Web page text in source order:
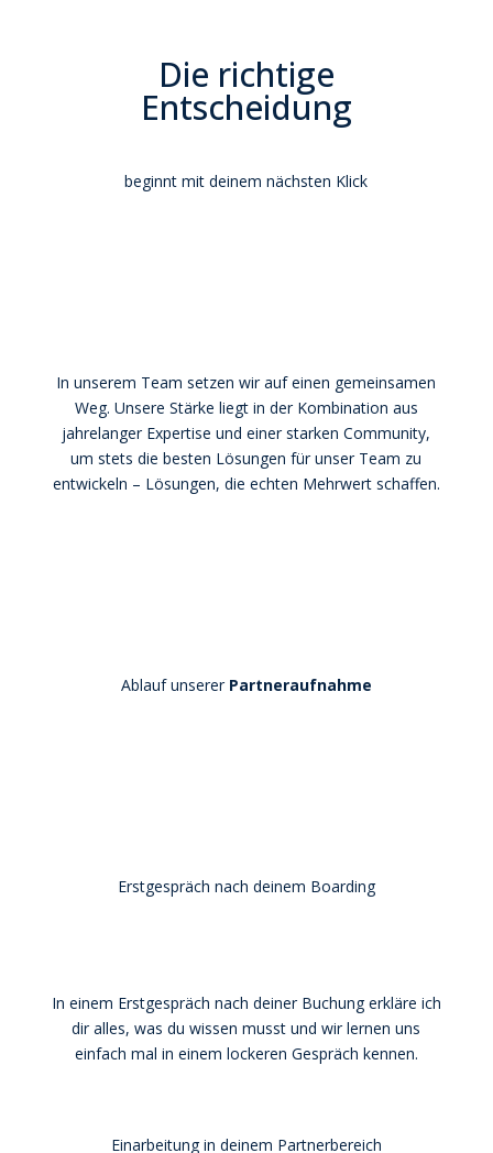
Die richtige
Entscheidung
beginnt mit deinem nächsten Klick
In unserem Team setzen wir auf einen gemeinsamen
Weg. Unsere Stärke liegt in der Kombination aus
jahrelanger Expertise und einer starken Community,
um stets die besten Lösungen für unser Team zu
entwickeln – Lösungen, die echten Mehrwert schaffen.
Ablauf unserer Partneraufnahme
Erstgespräch nach deinem Boarding
In einem Erstgespräch nach deiner Buchung erkläre ich
dir alles, was du wissen musst und wir lernen uns
einfach mal in einem lockeren Gespräch kennen.
Einarbeitung in deinem Partnerbereich